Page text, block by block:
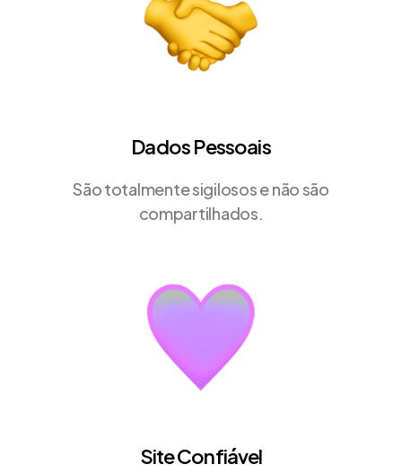
Dados Pessoais
São totalmente sigilosos e não são
compartilhados.
Site Confiável